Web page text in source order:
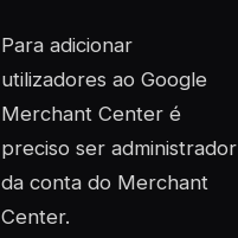
Para adicionar
utilizadores ao Google
Merchant Center é
preciso ser administrador
da conta do Merchant
Center.